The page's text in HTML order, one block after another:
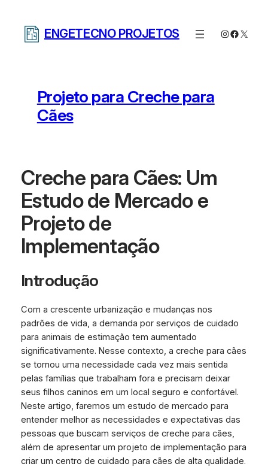
ENGETECNO PROJETOS Instagram
X
Projeto para Creche para
Cães
Creche para Cães: Um
Estudo de Mercado e
Projeto de
Implementação
Introdução
Com a crescente urbanização e mudanças nos
padrões de vida, a demanda por serviços de cuidado
para animais de estimação tem aumentado
significativamente. Nesse contexto, a creche para cães
se tornou uma necessidade cada vez mais sentida
pelas famílias que trabalham fora e precisam deixar
seus filhos caninos em um local seguro e confortável.
Neste artigo, faremos um estudo de mercado para
entender melhor as necessidades e expectativas das
pessoas que buscam serviços de creche para cães,
além de apresentar um projeto de implementação para
criar um centro de cuidado para cães de alta qualidade.